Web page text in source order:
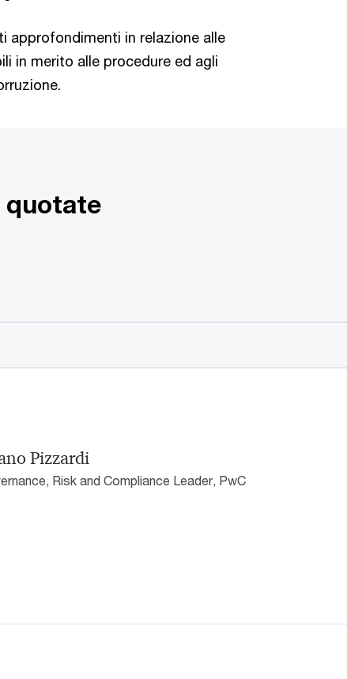
in relazione alle
in merito alle procedure ed agli
quotate
Pizzardi
Risk and Compliance Leader, PwC